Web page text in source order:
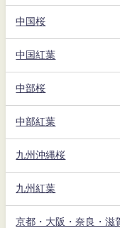
中国桜
中国紅葉
中部桜
中部紅葉
九州沖縄桜
九州紅葉
京都・大阪・奈良・滋